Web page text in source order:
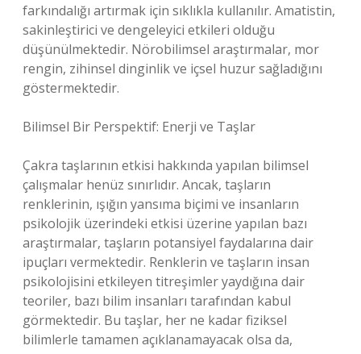
farkındalığı artırmak için sıklıkla kullanılır. Amatistin,
sakinleştirici ve dengeleyici etkileri olduğu
düşünülmektedir. Nörobilimsel araştırmalar, mor
rengin, zihinsel dinginlik ve içsel huzur sağladığını
göstermektedir.
Bilimsel Bir Perspektif: Enerji ve Taşlar
Çakra taşlarının etkisi hakkında yapılan bilimsel
çalışmalar henüz sınırlıdır. Ancak, taşların
renklerinin, ışığın yansıma biçimi ve insanların
psikolojik üzerindeki etkisi üzerine yapılan bazı
araştırmalar, taşların potansiyel faydalarına dair
ipuçları vermektedir. Renklerin ve taşların insan
psikolojisini etkileyen titreşimler yaydığına dair
teoriler, bazı bilim insanları tarafından kabul
görmektedir. Bu taşlar, her ne kadar fiziksel
bilimlerle tamamen açıklanamayacak olsa da,